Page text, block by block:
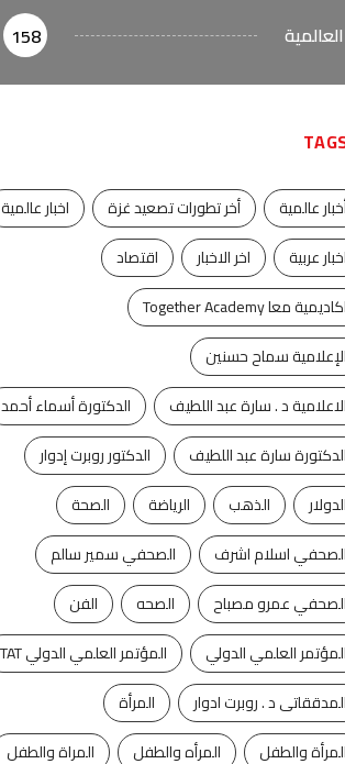
آخر الأخبار الفن آخر الأخبار
العالمية 158
عالمية أخر تطورات تصعيد غزة
اخبار عالمية
اخبار عربية
اخر الاخبار
اقتصاد
اكاديمية معا Together Academy
الإعلامية سماح حسنين
الاعلامية د . سارة عبد اللطيف
الدكتورة أسماء أحمد
الدكتورة سارة عبد اللطيف
الدكتور روبرت إدوار
الدولار
الذهب الرياضة
الصحة
الصحفي اسلام اشرف
الصحفي سمير سالم
الصحفي عمرو مصباح
الصحه
الفن
المؤتمر العلمي الدولي
المؤتمر العلمي الدولي TAT
المدققاتى د . روبرت ادوار
المرأة
المرأة والطفل
المرأه والطفل
المراة والطفل